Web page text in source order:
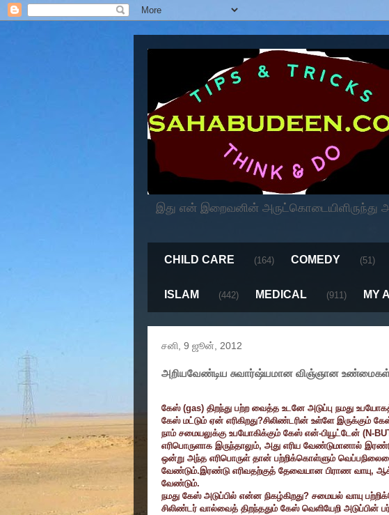
இது என் இறைவனின் அருட்கொடையிளிருந்து
CHILD CARE (164) COMEDY (51)
ISLAM (442) MEDICAL (911) MY
சனி, 9 ஜூன், 2012
அறியவேண்டிய சுவார்ஷ்யமான விஞ்ஞான
கேஸ் (gas) திறந்து பற்ற வைத்த உடனே அடுப்பு நமது
கேஸ் மட்டும் ஏன் எரிகிறது?சிலிண்டரின் உள்ளே இருக்கும்
நாம் சமையலுக்கு உபயோகிக்கும் கேஸ் என்-பியூட்டேன் (N-
எரிபொருளாக இருந்தாலும், அது எரிய வேண்டுமானால்
ஒன்று அந்த எரிபொருள் தான் பற்றிக்கொள்ளும்
வேண்டும்.இரண்டு எரிவதற்குத் தேவையான பிராண வாயு,
வேண்டும்.
நமது கேஸ் அடுப்பில் என்ன நிகழ்கிறது? சமையல் வாயு
சிலிண்டர் வால்வைத் திறந்ததும் கேஸ் வெளியேறி அடுப்பின்